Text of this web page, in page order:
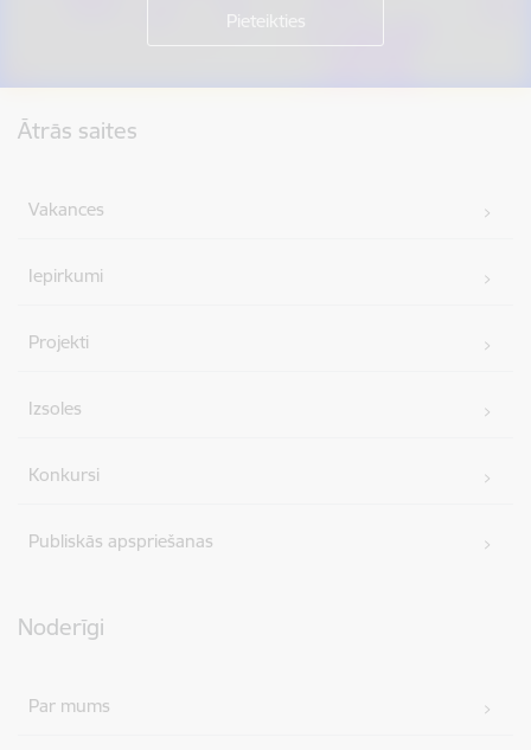
Ātrās saites
Vakances
Iepirkumi
Projekti
Izsoles
Konkursi
Publiskās apspriešanas
Noderīgi
Par mums